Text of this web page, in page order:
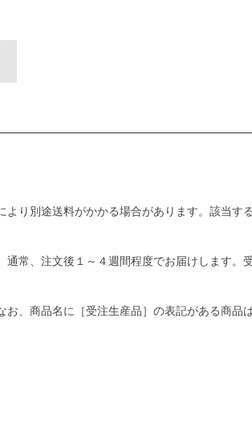
り別途送料がかかる場合があります。該当す
常、注文後１～４週間程度でお届けします。
、商品名に［受注生産品］の表記がある商品